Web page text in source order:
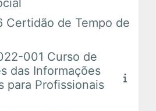
Virtuais
Certidão de Tempo de
001 Curso de
das Informações
para Profissionais